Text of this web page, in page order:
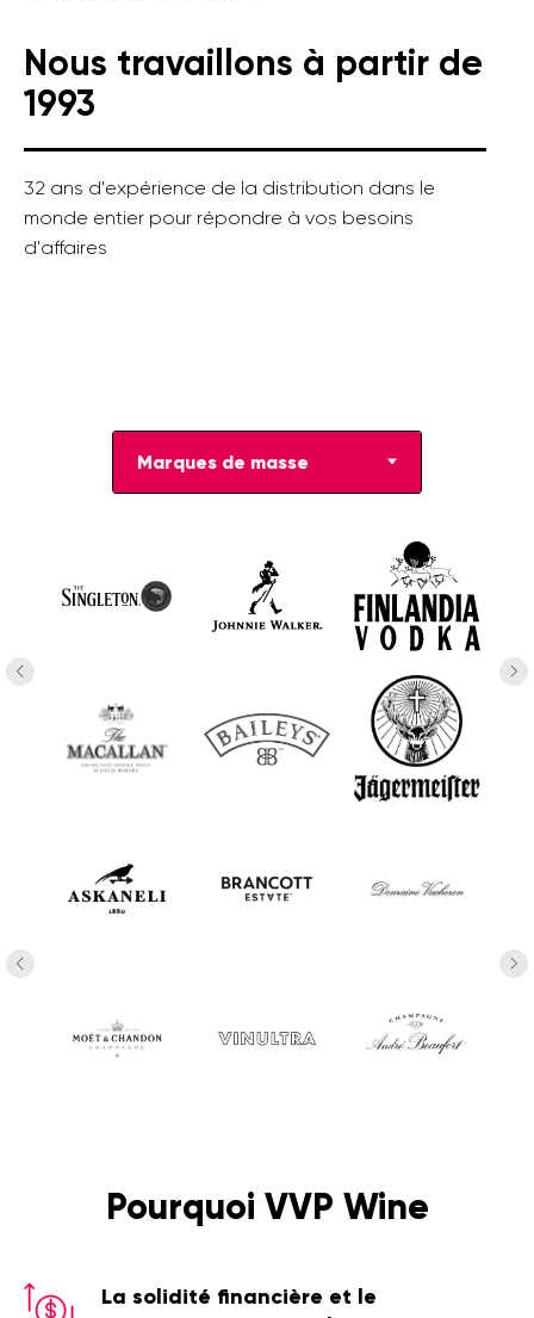
Nous travaillons à partir de
1993
32 ans d'expérience de la distribution dans le
monde entier pour répondre à vos besoins
d'affaires
Pourquoi VVP Wine
La solidité financière et le